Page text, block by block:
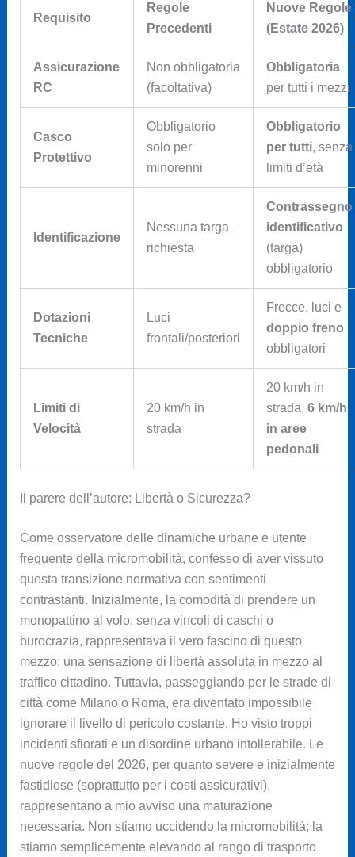
Requisito
Regole
Precedenti
Nuove Regole
(Estate 2026)
Assicurazione
RC
Non obbligatoria
(facoltativa)
Obbligatoria
per tutti i mezzi
Casco
Protettivo
Obbligatorio
solo per
minorenni
Obbligatorio
per tutti, senza
limiti d’età
Identificazione
Nessuna targa
richiesta
Contrassegno
identificativo
(targa)
obbligatorio
Dotazioni
Tecniche
Luci
frontali/posteriori
Frecce, luci e
doppio freno
obbligatori
Limiti di
Velocità
20 km/h in
strada
20 km/h in
strada, 6 km/h
in aree
pedonali
Il parere dell’autore: Libertà o Sicurezza?
Come osservatore delle dinamiche urbane e utente
frequente della micromobilità, confesso di aver vissuto
questa transizione normativa con sentimenti
contrastanti. Inizialmente, la comodità di prendere un
monopattino al volo, senza vincoli di caschi o
burocrazia, rappresentava il vero fascino di questo
mezzo: una sensazione di libertà assoluta in mezzo al
traffico cittadino. Tuttavia, passeggiando per le strade di
città come Milano o Roma, era diventato impossibile
ignorare il livello di pericolo costante. Ho visto troppi
incidenti sfiorati e un disordine urbano intollerabile. Le
nuove regole del 2026, per quanto severe e inizialmente
fastidiose (soprattutto per i costi assicurativi),
rappresentano a mio avviso una maturazione
necessaria. Non stiamo uccidendo la micromobilità; la
stiamo semplicemente elevando al rango di trasporto